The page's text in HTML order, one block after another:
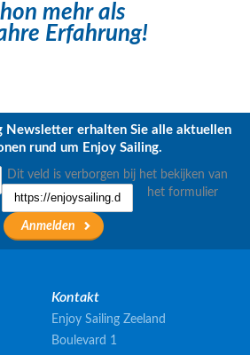
mehr als
Erfahrung!
Newsletter erhalten Sie alle aktuellen
rund um Enjoy Sailing.
Dit veld is verborgen bij het bekijken van
het formulier
Kontakt
Enjoy Sailing Zeeland
Boulevard 1